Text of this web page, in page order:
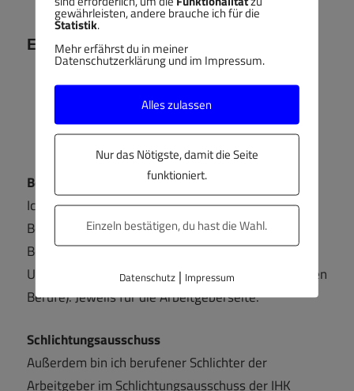
Ehrenamt
Berufsbildungsausschuss
Ich bin ehrenamtliches Mitglied im
Berufsbildungsausschuss der IHK Aachen und im
Berufsbildungsausschuss des Landesamts für
Umwelt und Naturschutz (für die umwelttechnischen
Berufe). Jeweils für die Arbeitgeberseite.
Schlichtungsausschuss
Außerdem bin ich berufener Schlichter der
Arbeitgeber im Schlichtungsausschuss der IHK
gewährleisten, andere brauche ich für die
Statistik.
Mehr erfährst du in meiner
Datenschutzerklärung und im Impressum.
Alles zulassen
Nur das Nötigste, damit die Seite
funktioniert.
Einzeln bestätigen, du hast die Wahl.
Datenschutz| Impressum